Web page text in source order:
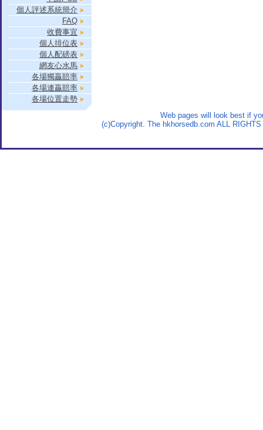
個人評述系統簡介
FAQ
收費事宜
個人排位表
個人配磅表
網友心水馬
各場獨贏賠率
各場連贏賠率
各場位置走勢
Web pages will look best if
(c)Copyright. The hkhorsedb.com ALL